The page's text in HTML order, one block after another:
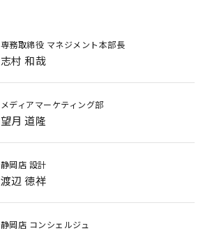
専務取締役 マネジメント本部長
志村 和哉
メディアマーケティング部
望月 道隆
静岡店 設計
渡辺 徳祥
静岡店 コンシェルジュ